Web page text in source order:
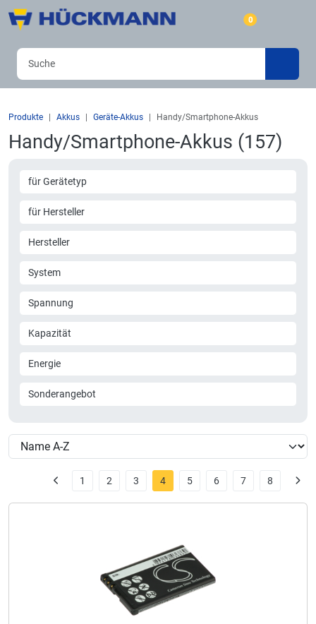
0
Produkte Akkus Geräte-Akkus Handy/Smartphone-Akkus
Handy/Smartphone-Akkus (157)
für Gerätetyp
für Hersteller
Hersteller
System
Spannung
Kapazität
Energie
Sonderangebot
1 2 3 4 5 6 7 8